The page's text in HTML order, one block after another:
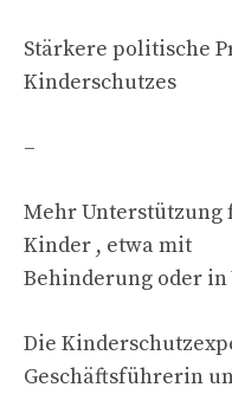
Stärkere politische
Kinderschutzes
–
Mehr Unterstützung
Kinder , etwa mit
Behinderung oder
Die
Geschäftsführerin